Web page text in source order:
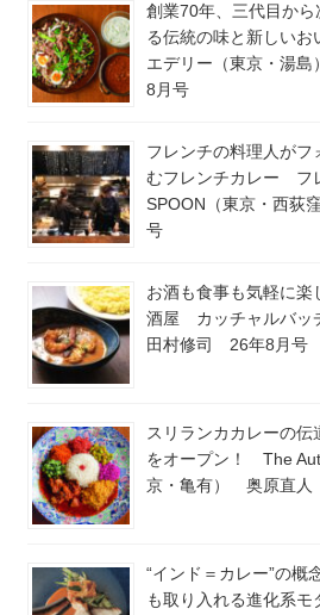
創業70年、三代目か
る伝統の味と新しい
エデリー（東京・湯
8月号
フレンチの料理人がフ
むフレンチカレー フ
SPOON（東京・西
号
お酒も食事も気軽に
酒屋 カッチャルバッ
田村修司 26年8月号
スリランカカレーの
をオープン！ The
京・亀有） 奥原直
“インド＝カレー”の概
も取り入れる進化系